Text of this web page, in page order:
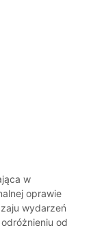
w
oprawie
wydarzeń
od